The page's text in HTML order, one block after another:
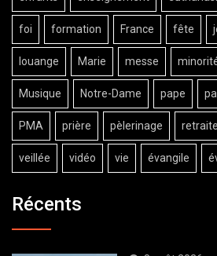
foi formation France fête
louange Marie messe
Musique Notre-Dame pape
PMA prière pèlerinage retraite
veillée vidéo vie évangile
Récents